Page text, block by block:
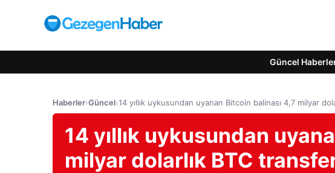
Güncel
Haberler›Güncel›14 yıllık uykusundan uyanan Bitcoin balinası 4,7 milyar
14 yıllık uykusundan
milyar dolarlık BTC